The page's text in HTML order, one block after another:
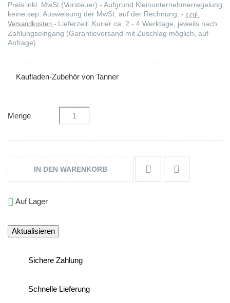
Preis inkl. MwSt (Vorsteuer) - Aufgrund Kleinunternehmerregelung
keine sep. Ausweisung der MwSt. auf der Rechnung.
zzgl.
Versandkosten
Lieferzeit: Kurier ca. 2 - 4 Werktage, jeweils nach
Zahlungseingang (Garantieversand mit Zuschlag möglich, auf
Anfrage)
Kaufladen-Zubehör von Tanner
Menge
IN DEN WARENKORB  
 Auf Lager
Sichere Zahlung
Schnelle Lieferung